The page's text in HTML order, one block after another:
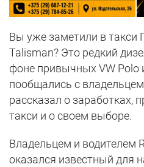
Вы уже заметили в такси
Talisman? Это редкий
фоне привычных VW Polo
пообщались с
рассказал о заработках,
такси и о своем выборе.
Владельцем и водителем
оказался известный для